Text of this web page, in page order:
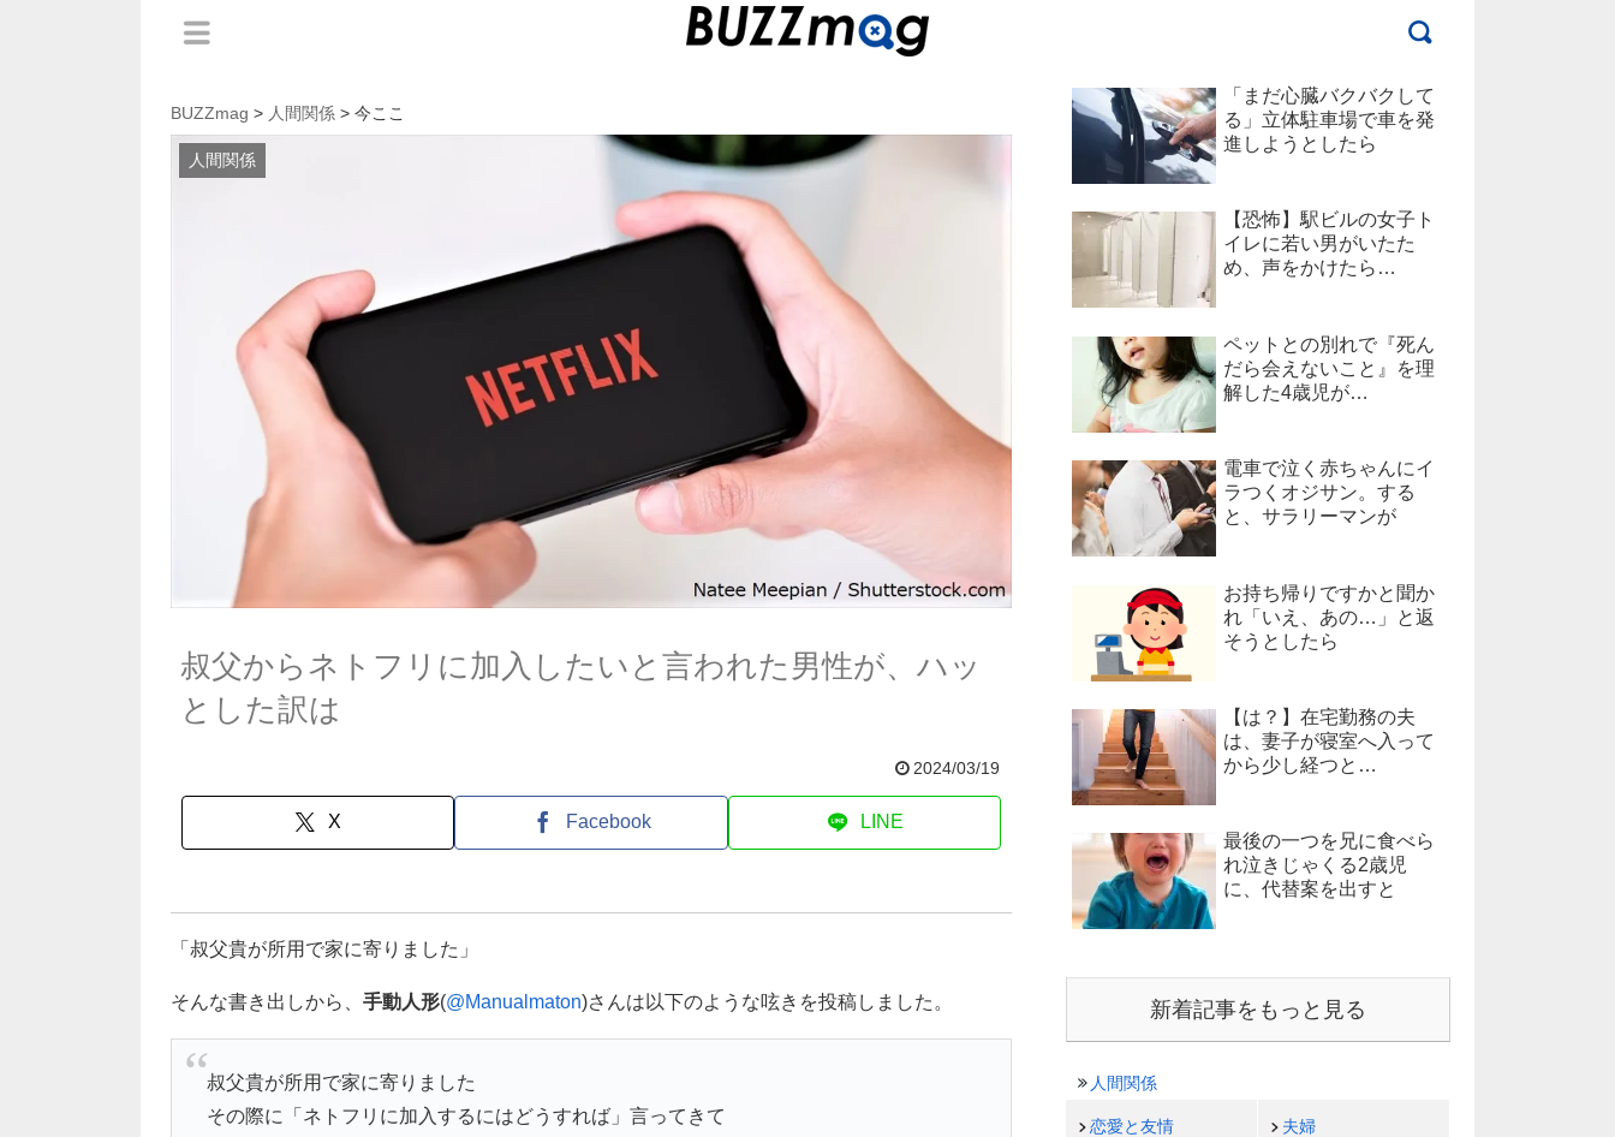
BUZZmag > 人間関係 > 今ここ
人間関係
叔父からネトフリに加入したいと言われた男性が、ハッ
とした訳は
2024/03/19
X Facebook LINE
「叔父貴が所用で家に寄りました」
そんな書き出しから、 手動人形(@Manualmaton)さんは以下のような呟きを投稿しました。
叔父貴が所用で家に寄りました
その際に「ネトフリに加入するにはどうすれば」言ってきて
「まだ心臓バクバクして
る」立体駐車場で車を発
進しようとしたら
【恐怖】駅ビルの女子ト
イレに若い男がいたた
め、声をかけたら…
ペットとの別れで『死ん
だら会えないこと』を理
解した4歳児が…
電車で泣く赤ちゃんにイ
ラつくオジサン。する
と、サラリーマンが
お持ち帰りですかと聞か
れ「いえ、あの…」と返
そうとしたら
【は？】在宅勤務の夫
は、妻子が寝室へ入って
から少し経つと…
最後の一つを兄に食べら
れ泣きじゃくる2歳児
に、代替案を出すと
新着記事をもっと見る
人間関係
恋愛と友情 夫婦